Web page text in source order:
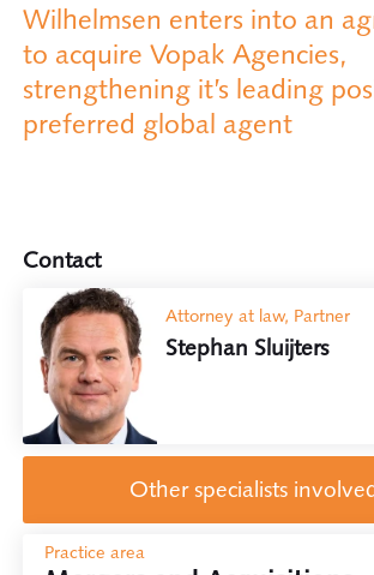
Wilhelmsen enters into an
to acquire Vopak Agencies,
strengthening it’s leading
preferred global agent
Contact
Attorney at law, Partner
Stephan Sluijters
Other specialists
Attorney at law
Practice area